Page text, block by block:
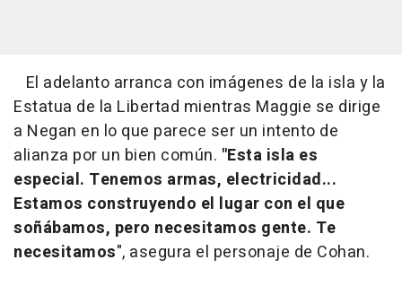
El adelanto arranca con imágenes de la isla y la
Estatua de la Libertad mientras Maggie se dirige
a Negan en lo que parece ser un intento de
alianza por un bien común. "Esta isla es
especial. Tenemos armas, electricidad...
Estamos construyendo el lugar con el que
soñábamos, pero necesitamos gente. Te
necesitamos", asegura el personaje de Cohan.